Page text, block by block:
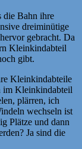
die Bahn ihre
dreiminütige
gebracht. Da
Kleinkindabteil
gibt.
Kleinkindabteile
im Kleinkindabteil
plärren, ich
wechseln ist
Plätze und dann
Ja sind die